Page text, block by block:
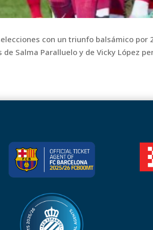
con un triunfo balsámico
Salma Paralluelo y de Vicky López